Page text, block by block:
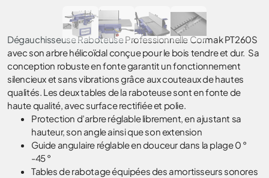
Dégauchisseuse RaboteuseProfessionnelle Cormak PT260S
avec son arbre hélicoïdal conçue pour le bois tendre et dur. Sa
conception robuste en fonte garantit un fonctionnement
silencieux et sans vibrations grâce aux couteaux de hautes
qualités. Les deux tables de la raboteuse sont en fonte de
haute qualité, avec surface rectifiée et polie.
Protection d’arbre réglable librement, en ajustant sa
hauteur, son angle ainsi que son extension
Guide angulaire réglable en douceur dans la plage 0 °
-45 °
Tables de rabotage équipées des amortisseurs sonores